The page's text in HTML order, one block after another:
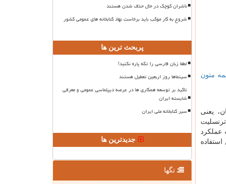
متون
یعنی
عملکرد
ناشران کوچک در حال حذف شدن هستند
شروع به کار موکب باید برخاست نهاد کتابخانه های عمومی کشور
پربحث ترین ها
لطفا زبان فارسی را تکه پاره نکنید!
سینماها روز اربعین تعطیل هستند
تاکید بر توسعه همکاری ها در عرصه دیپلماسی عمومی و معرفی
شایسته ایران
سیر کتابخانه ملی ایران
جدیدترین ها
تگها